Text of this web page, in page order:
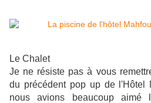
Le Chalet
Je ne résiste pas à vous
du précédent pop up de l'Hôtel
nous avions beaucoup aimé